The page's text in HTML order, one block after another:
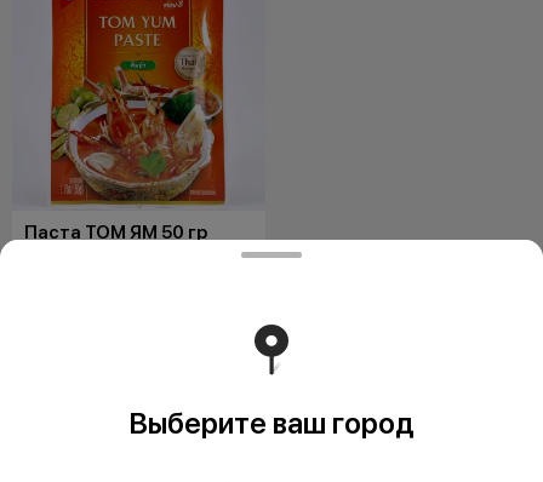
Паста ТОМ ЯМ 50 гр
Выберите ваш город